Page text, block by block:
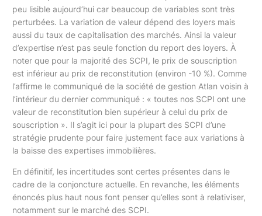
peu lisible aujourd’hui car beaucoup de variables sont très
perturbées. La variation de valeur dépend des loyers mais
aussi du taux de capitalisation des marchés. Ainsi la valeur
d’expertise n’est pas seule fonction du report des loyers. À
noter que pour la majorité des SCPI, le prix de souscription
est inférieur au prix de reconstitution (environ -10 %). Comme
l’affirme le communiqué de la société de gestion Atlan voisin à
l’intérieur du dernier communiqué : « toutes nos SCPI ont une
valeur de reconstitution bien supérieur à celui du prix de
souscription ». Il s’agit ici pour la plupart des SCPI d’une
stratégie prudente pour faire justement face aux variations à
la baisse des expertises immobilières.
En définitif, les incertitudes sont certes présentes dans le
cadre de la conjoncture actuelle. En revanche, les éléments
énoncés plus haut nous font penser qu’elles sont à relativiser,
notamment sur le marché des SCPI.